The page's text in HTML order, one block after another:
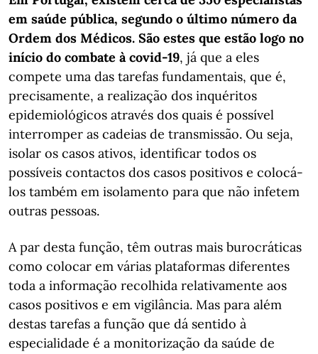
em saúde pública, segundo o último número da
Ordem dos Médicos. São estes que estão logo no
início do combate à covid-19, já que a eles
compete uma das tarefas fundamentais, que é,
precisamente, a realização dos inquéritos
epidemiológicos através dos quais é possível
interromper as cadeias de transmissão. Ou seja,
isolar os casos ativos, identificar todos os
possíveis contactos dos casos positivos e colocá-
los também em isolamento para que não infetem
outras pessoas.
A par desta função, têm outras mais burocráticas
como colocar em várias plataformas diferentes
toda a informação recolhida relativamente aos
casos positivos e em vigilância. Mas para além
destas tarefas a função que dá sentido à
especialidade é a monitorização da saúde de